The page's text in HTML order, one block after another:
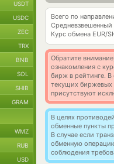
Всего по
Курс обмена EUR/
Обратите
ознакомления с
бирж в рейтинге. В
текущих биржевых
присутствуют
В целях
обменные пункты
В случае если
обменную
соблюдения
USDT
USDC
ZEC
TRX
BNB
SOL
SHIB
GRAM
WMZ
RUB
USD